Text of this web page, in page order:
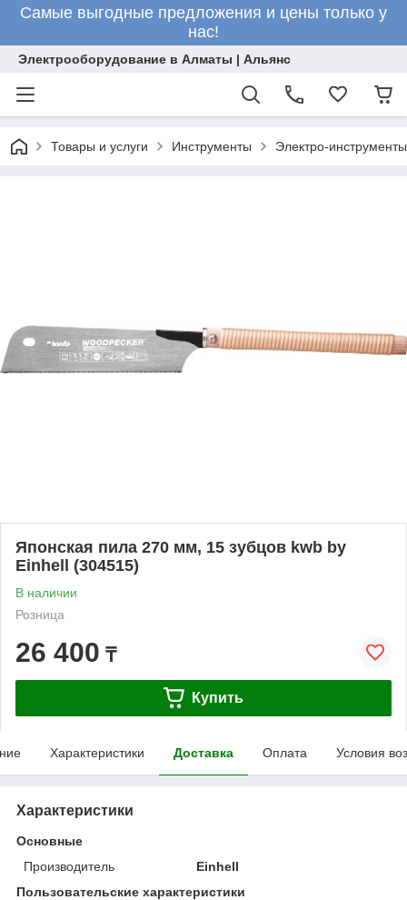
Самые выгодные предложения и цены только у
нас!
Электрооборудование в Алматы | Альянс
Товары и услуги Инструменты Электро-
Японская пила 270 мм, 15 зубцов kwb by
Einhell (304515)
В наличии
Розница
26 400 ₸
Купить
Характеристики Доставка Оплата Условия
Характеристики
Основные
Производитель
Einhell
Пользовательские характеристики